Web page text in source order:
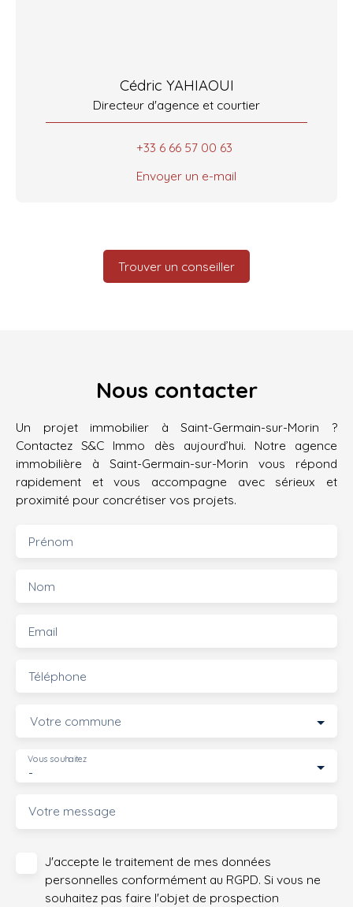
Cédric YAHIAOUI
Directeur d'agence et courtier
+33 6 66 57 00 63
Envoyer un e-mail
Trouver un conseiller
Nous contacter
Un projet immobilier à Saint-Germain-sur-Morin ?
Contactez S&C Immo dès aujourd’hui. Notre agence
immobilière à Saint-Germain-sur-Morin vous répond
rapidement et vous accompagne avec sérieux et
proximité pour concrétiser vos projets.
Prénom
Nom
Email
Téléphone
Votre commune
-
Vous souhaitez
Votre message
J'accepte le traitement de mes données
personnelles conformément au RGPD. Si vous ne
souhaitez pas faire l'objet de prospection